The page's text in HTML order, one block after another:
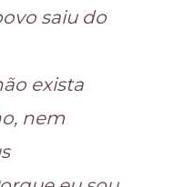
saiu do
exista
nem